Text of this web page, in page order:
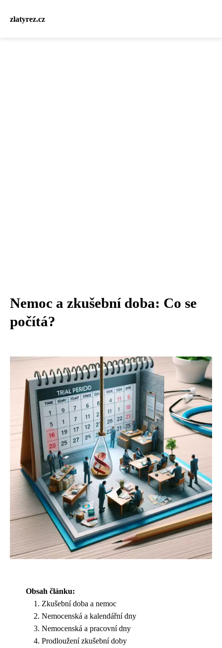
zlatyrez.cz
Nemoc a zkušební doba: Co se
počítá?
Obsah článku:
Zkušební doba a nemoc
Nemocenská a kalendářní dny
Nemocenská a pracovní dny
Prodloužení zkušební doby